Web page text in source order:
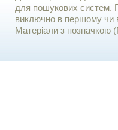
для пошукових систем.
виключно в першому чи
Матеріали з позначкою